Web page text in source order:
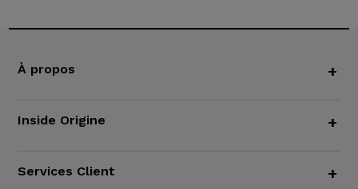
À propos +
Inside Origine +
Services Client +